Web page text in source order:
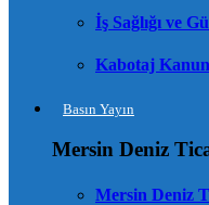
İş Sağlığı ve
Kabotaj
Basın Yayın
Mersin Deniz
Mersin Deniz